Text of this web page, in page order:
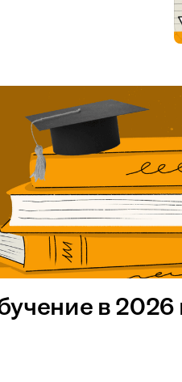
в 2026